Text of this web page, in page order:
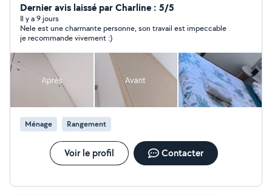
garde a et assistance à la personnes, garde de chien et
tout ce dont vous avez besoin. Cordialement Zogu
Nélé.
Dernier avis laissé par Charline : 5/5
Il y a 9 jours
Nele est une charmante personne, son travail est impeccable
je recommande vivement :)
Ménage Rangement
Voir le profil Contacter